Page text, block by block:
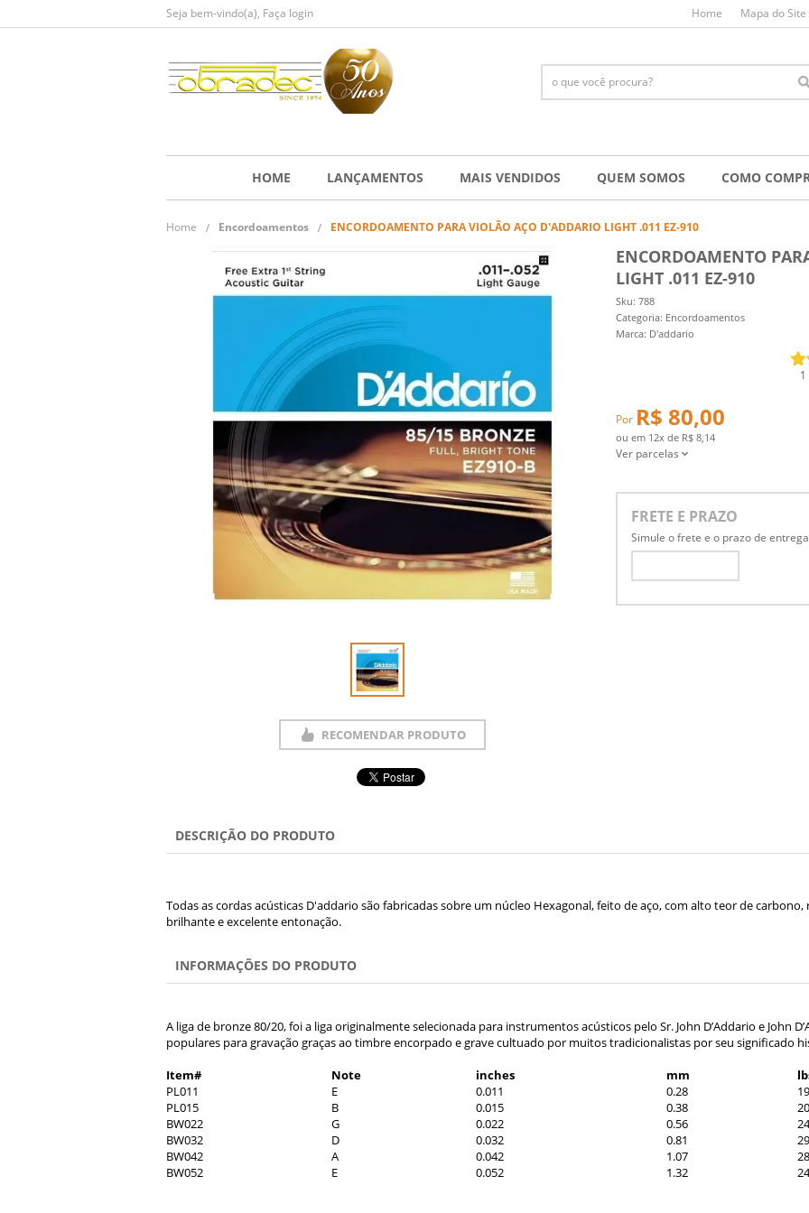
Seja bem-vindo(a), Faça login Home Mapa do Site
HOME LANÇAMENTOS MAIS VENDIDOS QUEM SOMOS COMO
Home Encordoamentos ENCORDOAMENTO PARA VIOLÃO AÇO D'ADDARIO LIGHT .011 EZ-910
RECOMENDAR PRODUTO
ENCORDOAMENTO
LIGHT .011 EZ-910
Sku: 788
Categoria: Encordoamentos
Marca: D'addario
Por R$ 80,00
ou em 12xde R$ 8,14
Ver parcelas
FRETE E PRAZO
Simule o frete e o prazo de
DESCRIÇÃO DO PRODUTO
Todas as cordas acústicas D'addario são fabricadas sobre um núcleo Hexagonal, feito de aço, com alto teor de
brilhante e excelente entonação.
INFORMAÇÕES DO PRODUTO
A liga de bronze 80/20, foi a liga originalmente selecionada para instrumentos acústicos pelo Sr. John D’Addario e John
populares para gravação graças ao timbre encorpado e grave cultuado por muitos tradicionalistas por seu significado
Item#
Note inches mm
PL011
E 0.011 0.28
PL015
B 0.015 0.38
BW022
G 0.022 0.56
BW032
D 0.032 0.81
BW042
A 0.042 1.07
BW052
E 0.052 1.32